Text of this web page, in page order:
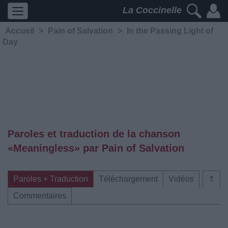
La Coccinelle
Accueil > Pain of Salvation >
In the Passing Light of
Day
Paroles et traduction de la chanson
«Meaningless» par Pain of Salvation
⇑
Paroles + Traduction Téléchargement
Vidéos
Commentaires